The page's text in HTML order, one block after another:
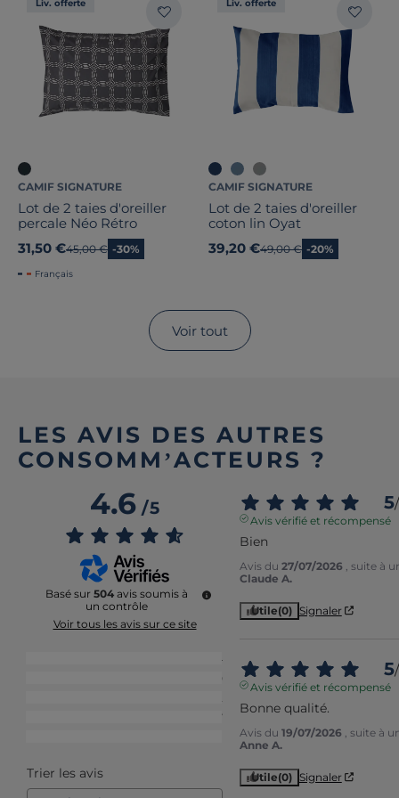
Liv. offerte
CAMIF SIGNATURE
Lot de 2 taies d'oreiller
percale Néo Rétro
31,50 €Ancien prix
45,00 € -30%
Français
Liv. offerte
CAMIF SIGNATURE
Lot de 2 taies d'oreiller
coton lin Oyat
39,20 €Ancien prix
49,00 € -20%
Voir tout
LES AVIS DES AUTRES
CONSOMM’ACTEURS ?
4.6/5
Basé sur 504 avis soumis à
un contrôle
Voir tous les avis sur ce site
374
90
22
7
Trier les avis
5/
Avis vérifié et récompensé
Bien
Avis du 27/07/2026
, suite à
Claude A.
Utile(0) Signaler
5/
Avis vérifié et récompensé
Bonne qualité.
Avis du 19/07/2026
, suite à
Anne A.
Utile(0) Signaler